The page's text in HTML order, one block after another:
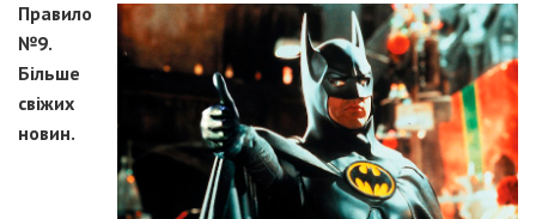
Правило
№9.
Більше
свіжих
новин.